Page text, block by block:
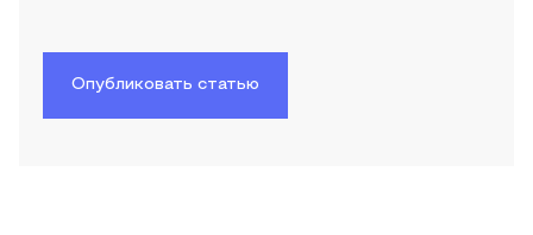
Опубликовать статью